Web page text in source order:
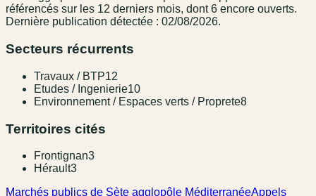
référencés sur les 12 derniers mois, dont 6 encore ouverts.
Dernière publication détectée : 02/08/2026.
Secteurs récurrents
Travaux / BTP12
Etudes / Ingenierie10
Environnement / Espaces verts / Proprete8
Territoires cités
Frontignan3
Hérault3
Marchés publics de Sète agglopôle MéditerranéeAppels